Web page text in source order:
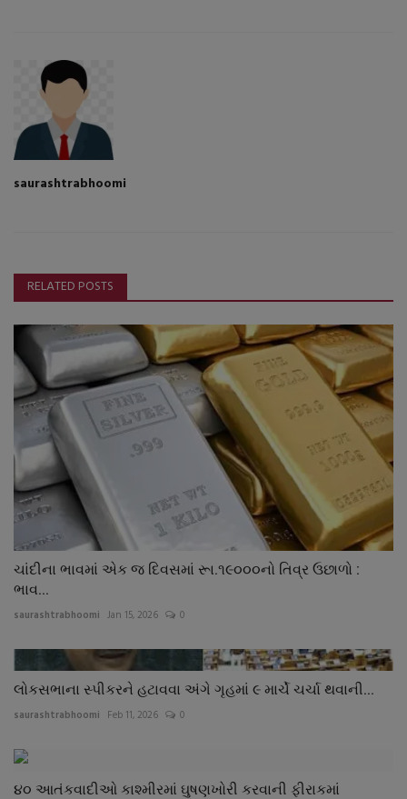
saurashtrabhoomi
RELATED POSTS
ચાંદીના ભાવમાં એક જ દિવસમાં રૂા.૧૯૦૦૦નો તિવ્ર ઉછાળો :
ભાવ...
saurashtrabhoomi Jan 15, 2026 0
લોકસભાના સ્પીકરને હટાવવા અંગે ગૃહમાં ૯ માર્ચે ચર્ચા થવાની...
saurashtrabhoomi Feb 11, 2026 0
૪૦ આતંકવાદીઓ કાશ્મીરમાં ઘુષણખોરી કરવાની ફીરાકમાં